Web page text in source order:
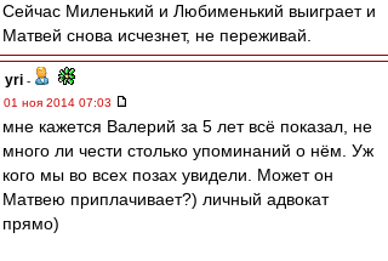
Сейчас Миленький и Любименький выиграет и
Матвей снова исчезнет, не переживай.
yri -
01 ноя 2014 07:03
мне кажется Валерий за 5 лет всё показал, не
много ли чести столько упоминаний о нём. Уж
кого мы во всех позах увидели. Может он
Матвею приплачивает?) личный адвокат
прямо)